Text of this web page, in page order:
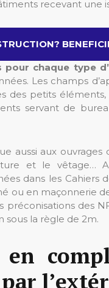
recevant une
pour chaque type
Les champs
petits éléments,
servant de
aussi aux
et le vêtage…
dans les Cahiers
ou en maçonnerie
des
sous la règle de 2m.